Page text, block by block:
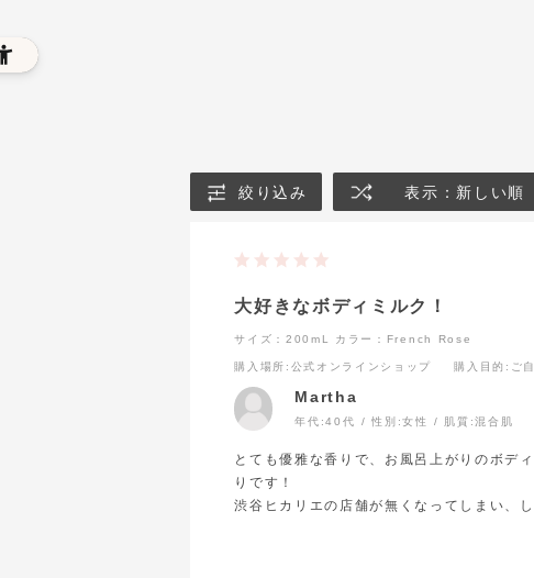
絞り込み 表示：新しい順
大好きなボディミルク！
サイズ：200mL カラー：French Rose
購入場所 :公式オンラインショップ 購入目的 :ご
Martha
年代:40代 性別:女性 肌質:混合肌
とても優雅な香りで、お風呂上がりのボデ
りです！
渋谷ヒカリエの店舗が無くなってしまい、